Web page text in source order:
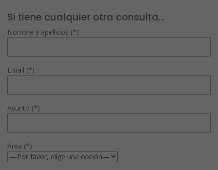
Si tiene cualquier otra consulta...
Nombre y apellidos (*)
Email (*)
Asunto (*)
Área (*)